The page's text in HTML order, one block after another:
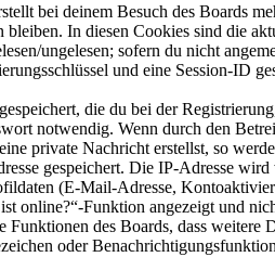
bei deinem Besuch des Boards
bleiben. In diesen Cookies sind die
ungelesen; sofern du nicht
und eine Session-ID
die du bei der
notwendig. Wenn durch den
private Nachricht erstellst, so
gespeichert. Die IP-Adresse
(E-Mail-Adresse,
online?“-Funktion angezeigt und
Funktionen des Boards, dass
oder